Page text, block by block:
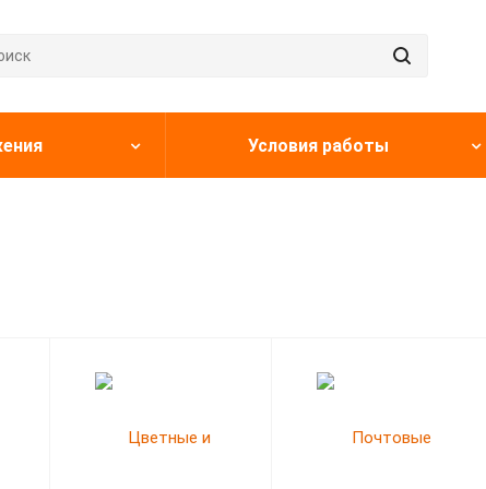
Условия работы